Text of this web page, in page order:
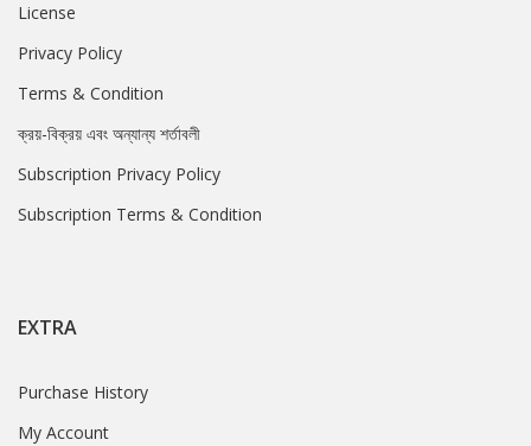
License
Privacy Policy
Terms & Condition
ক্রয়-বিক্রয় এবং অন্যান্য শর্তাবলী
Subscription Privacy Policy
Subscription Terms & Condition
EXTRA
Purchase History
My Account